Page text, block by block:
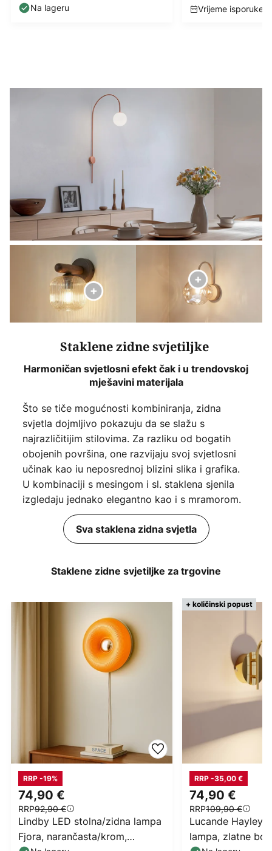
staklo
Na lageru
3 svjetla, G9
Vrijeme isporuke:
Staklene zidne svjetiljke
Harmoničan svjetlosni efekt čak i u trendovskoj
mješavini materijala
Što se tiče mogućnosti kombiniranja, zidna
svjetla dojmljivo pokazuju da se slažu s
najrazličitijim stilovima. Za razliku od bogatih
obojenih površina, one razvijaju svoj svjetlosni
učinak kao iu neposrednoj blizini slika i grafika.
U kombinaciji s mesingom i sl. staklena sjenila
izgledaju jednako elegantno kao i s mramorom.
Sva staklena zidna svjetla
Staklene zidne svjetiljke za trgovine
74,90 €
RRP92,90 €
RRP -19%
Lindby LED stolna/zidna lampa
Fjora, narančasta/krom,
+ količinski popust
74,90 €
RRP109,90 €
RRP -35,00 €
Lucande Hayley
lampa, zlatne